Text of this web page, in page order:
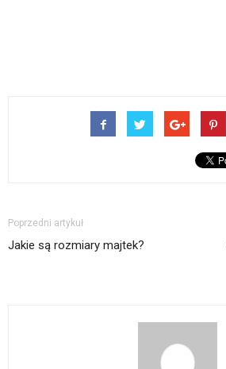
Poprzedni artykuł
Jakie są rozmiary majtek?